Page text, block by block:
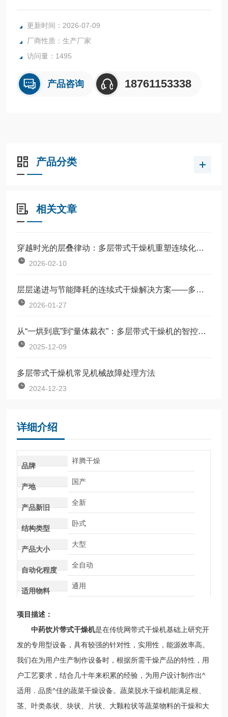
等。
更新时间：2026-07-09
厂商性质：生产厂家
访问量：1495
产品咨询 18761153338
产品分类
相关文章
穿越时光的层叠律动：多层带式干燥机重塑连续化生产维度
2026-02-10
层层递进与节能降耗的连续式干燥解决方案——多层带式干燥机的原理与行业应用
2026-01-27
从“一烘到底”到“量体裁衣”：多层带式干燥机的智控革命
2025-12-09
多层带式干燥机常见机械故障处理方法
2024-12-23
详细介绍
品牌
祥腾干燥
产地
国产
产品新旧
全新
结构类型
卧式
产品大小
大型
自动化程度
全自动
适用物料
通用
项目描述：
中药饮片带式干燥机是在传统网带式干燥机基础上研究开
发的专用型设备，具有较强的针对性，实用性，能源效率高。
我们在为用户生产制作设备时，根据所需干燥产品的特性，用
户工艺要求，结合几十年来积累的经验，为用户设计制作出^
适用．品质^佳的蔬菜干燥设备。蔬菜脱水干燥机能满足根、
茎、叶类条状、块状、片状、大颗粒状等蔬菜物料的干燥和大